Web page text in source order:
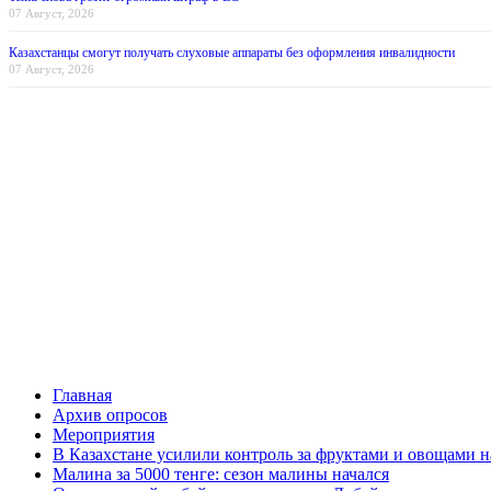
07 Август, 2026
Казахстанцы смогут получать слуховые аппараты без оформления инвалидности
07 Август, 2026
Главная
Архив опросов
Мероприятия
В Казахстане усилили контроль за фруктами и овощами
Малина за 5000 тенге: сезон малины начался